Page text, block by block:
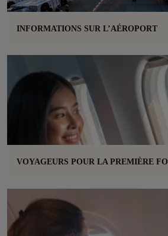
INFORMATIONS SUR L’AÉROPORT
VOYAGEURS POUR LA PREMIÈRE